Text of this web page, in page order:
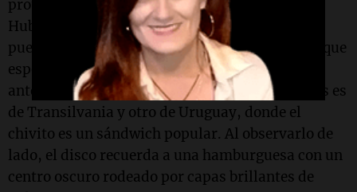
protoplanetarios. Estas nuevas imágenes del
Hubble muestran que los nurseries planetarios
pueden ser mucho más activos y caóticos de lo que
esperábamos". El apodo del disco se debe a los
antecedentes de los investigadores: uno de ellos es
de Transilvania y otro de Uruguay, donde el
chivito es un sándwich popular. Al observarlo de
lado, el disco recuerda a una hamburguesa con un
centro oscuro rodeado por capas brillantes de